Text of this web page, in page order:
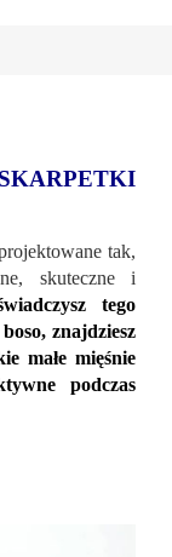
tak,
skuteczne i
tego
znajdziesz
małe mięśnie
podczas